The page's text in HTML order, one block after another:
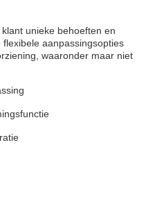
unieke behoeften en
aanpassingsopties
waaronder maar niet